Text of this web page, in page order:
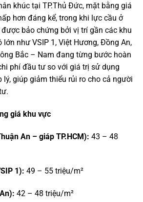
khúc tại TP.Thủ Đức, mặt bằng giá
hơn đáng kể, trong khi lực cầu ở
bảo chứng bởi vị trí gần các khu
như VSIP 1, Việt Hương, Đồng An,
Bắc – Nam đang từng bước hoàn
phí đầu tư so với giá trị sử dụng
giúp giảm thiểu rủi ro cho cả người
giá khu vực
An – giáp TP.HCM): 43 – 48
1): 49 – 55 triệu/m²
42 – 48 triệu/m²